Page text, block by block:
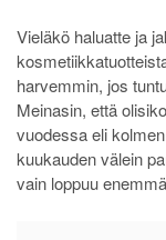
Vieläkö haluatte ja
harvemmin, jos
Meinasin, että
vuodessa eli
kuukauden välein
vain loppuu